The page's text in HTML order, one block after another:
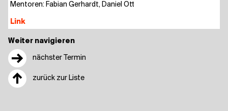
Weiter navigieren
→ nächster Termin
↑ zurück zur Liste
Men­to­ren: Fabi­an Ger­hardt, Dani­el Ott
Link